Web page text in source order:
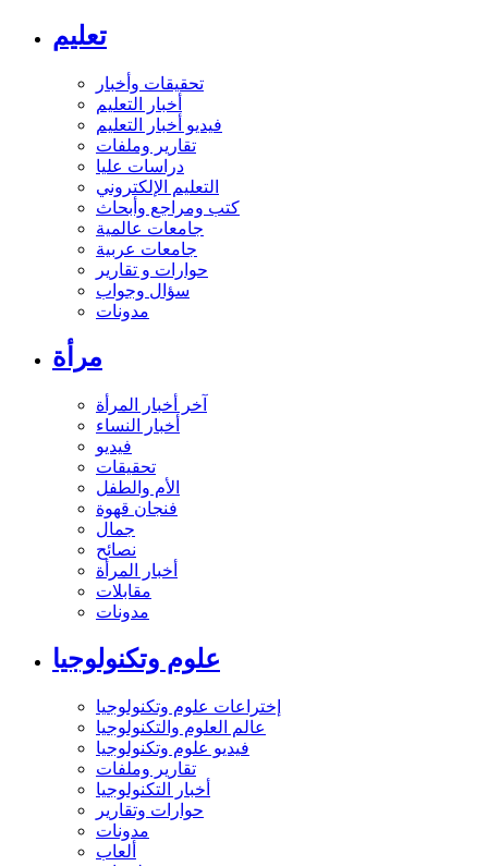
تعليم
تحقيقات وأخبار
أخبار التعليم
فيديو أخبار التعليم
تقارير وملفات
دراسات عليا
التعليم الإلكتروني
كتب ومراجع وأبحاث
جامعات عالمية
جامعات عربية
حوارات و تقارير
سؤال وجواب
مدونات
مرأة
آخر أخبار المرأة
أخبار النساء
فيديو
تحقيقات
الأم والطفل
فنجان قهوة
جمال
نصائح
أخبار المرأة
مقابلات
مدونات
علوم وتكنولوجيا
إختراعات علوم وتكنولوجيا
عالم العلوم والتكنولوجيا
فيديو علوم وتكنولوجيا
تقارير وملفات
أخبار التكنولوجيا
حوارات وتقارير
مدونات
ألعاب